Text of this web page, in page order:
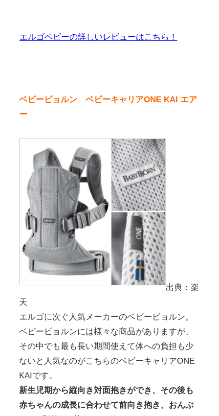
エルゴベビーの詳しいレビューはこちら！
ベビービョルン ベビーキャリアONE KAI エア
ー
出典：楽
天
エルゴに次ぐ人気メーカーのベビービョルン。
ベビービョルンには様々な商品がありますが、
その中でも最も長い期間使えて体への負担も少
ないと人気なのがこちらのベビーキャリアONE
KAIです。
新生児期から縦向き対面抱きができ、その後も
赤ちゃんの成長に合わせて前向き抱き、おんぶ